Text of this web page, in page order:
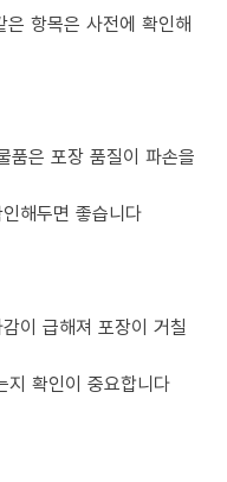
항목은 사전에 확인해
품은 포장 품질이 파손을
해두면 좋습니다
이 급해져 포장이 거칠
지 확인이 중요합니다